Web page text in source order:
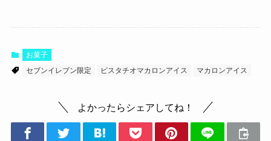
お菓子
セブンイレブン限定
ピスタチオマカロンアイス マカロンアイス
よかったらシェアしてね！